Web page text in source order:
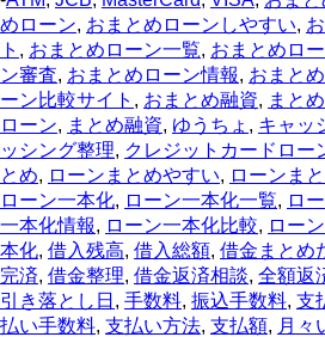
めローン, おまとめローンしやすい,
ト , おまとめローン一覧, おまとめロ
ン審査, おまとめローン情報, おまと
ーン比較サイト , おまとめ融資, まとめ
ローン, まとめ融資, ゆうちょ , キャッ
ッシング整理, クレジットカードロー
とめ, ローンまとめやすい, ローンま
ローン一本化, ローン一本化一覧, ロ
一本化情報, ローン一本化比較, ロー
本化, 借入残高, 借入総額, 借金まとめ
完済, 借金整理, 借金返済相談, 全額返
引き落とし日 , 手数料, 振込手数料, 支
払い手数料, 支払い方法, 支払額, 月々